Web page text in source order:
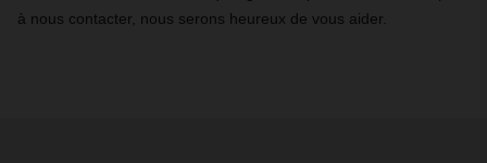
à nous contacter, nous serons heureux de vous aider.